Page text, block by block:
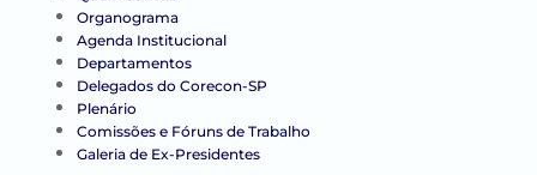
Organograma
Agenda Institucional
Departamentos
Delegados do Corecon-SP
Plenário
Comissões e Fóruns de Trabalho
Galeria de Ex-Presidentes